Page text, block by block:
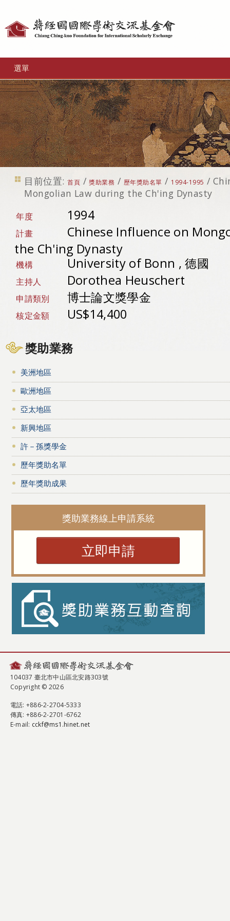
選單
目前位置: 首頁 /獎助業務 / 歷年獎助名單 / 1994-1995 /
Mongolian Law during the Ch'ing Dynasty
年度 1994
計畫
Chinese Influence on
the Ch'ing Dynasty
機構 University of Bonn , 德國
主持人 Dorothea Heuschert
申請類別 博士論文獎學金
核定金額 US$14,400
獎助業務
美洲地區
歐洲地區
亞太地區
新興地區
許－孫獎學金
歷年獎助名單
歷年獎助成果
獎助業務線上申請系統
立即申請
104037 臺北市中山區北安路303號
Copyright © 2026
電話: +886-2-2704-5333
傳真: +886-2-2701-6762
E-mail: cckf@ms1.hinet.net